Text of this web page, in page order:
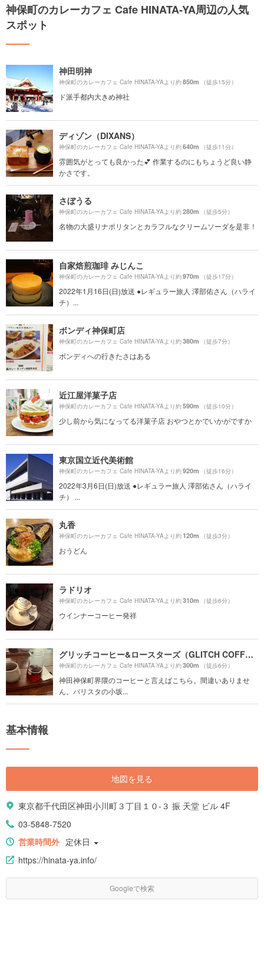
神保町のカレーカフェ Cafe HINATA-YA周辺の人気
スポット
神田明神
神保町のカレーカフェ Cafe HINATA-YAより約850m （徒歩15分）
ド派手都内大きめ神社
ディゾン（DIXANS）
神保町のカレーカフェ Cafe HINATA-YAより約640m （徒歩11分）
雰囲気がとっても良かった💕 作業するのにもちょうど良い静
かさです。
さぼうる
神保町のカレーカフェ Cafe HINATA-YAより約280m （徒歩5分）
名物の大盛りナポリタンとカラフルなクリームソーダを是非！
自家焙煎珈琲 みじんこ
神保町のカレーカフェ Cafe HINATA-YAより約970m （徒歩17分）
2022年1月16日(日)放送 ●レギュラー旅人 澤部佑さん（ハライ
チ）...
ボンディ神保町店
神保町のカレーカフェ Cafe HINATA-YAより約380m （徒歩7分）
ボンディへの行きたさはある
近江屋洋菓子店
神保町のカレーカフェ Cafe HINATA-YAより約590m （徒歩10分）
少し前から気になってる洋菓子店 おやつとかでいかがですか
東京国立近代美術館
神保町のカレーカフェ Cafe HINATA-YAより約920m （徒歩16分）
2022年3月6日(日)放送 ●レギュラー旅人 澤部佑さん（ハライ
チ） ...
丸香
神保町のカレーカフェ Cafe HINATA-YAより約120m （徒歩3分）
おうどん
ラドリオ
神保町のカレーカフェ Cafe HINATA-YAより約310m （徒歩6分）
ウインナーコーヒー発祥
グリッチコーヒー&ロースターズ（GLITCH COFFEE&ROASTERS）
神保町のカレーカフェ Cafe HINATA-YAより約300m （徒歩6分）
神田神保町界隈のコーヒーと言えばこちら。間違いありませ
ん。バリスタの小坂...
基本情報
地図を見る
東京都千代田区神田小川町３丁目１０-３ 振 天堂 ビル 4F
03-5848-7520
営業時間外 定休日
https://hinata-ya.info/
Googleで検索